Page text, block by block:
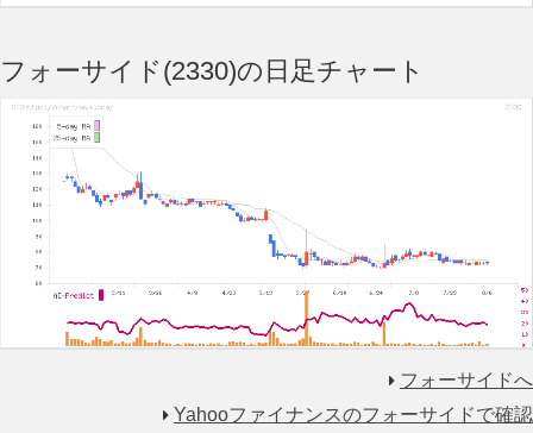
フォーサイド(2330)の日足チャート
フォーサイドへ
Yahooファイナンスのフォーサイドで確認